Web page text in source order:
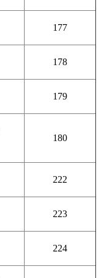
177
178
179
180
222
223
224